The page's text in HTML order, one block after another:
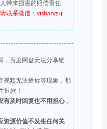
带来损害的赔偿责任
联系微信：yishanguji
，百度网盘无法分享链
视频无法播放等现象，都
退款！
有及时回复也不用担心，
资源价值不发生任何关